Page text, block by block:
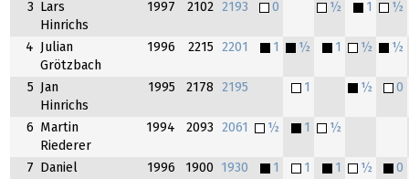
3
Lars
Hinrichs
1997 2102 2193 0 ½ 1 ½
4
Julian
Grötzbach
1996 2215 2201 1 ½ 1 ½ ½
5
Jan
Hinrichs
1995 2178 2195 1 ½ 0
6
Martin
Riederer
1994 2093 2061 ½ 1 ½
7
Daniel
1996 1900 1930 1 1 1 ½ 0